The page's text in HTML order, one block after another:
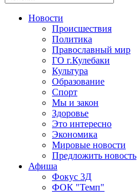
Новости
Происшествия
Политика
Православный мир
ГО г.Кулебаки
Культура
Образование
Спорт
Мы и закон
Здоровье
Это интересно
Экономика
Мировые новости
Предложить новость
Афиша
Фокус 3Д
ФОК "Темп"